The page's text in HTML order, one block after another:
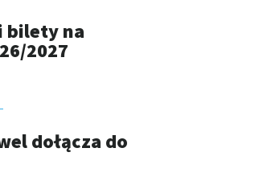
bilety na
2027
dołącza do